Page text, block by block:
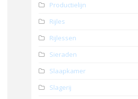
Productielijn
Rijles
Rijlessen
Sieraden
Slaapkamer
Slagerij